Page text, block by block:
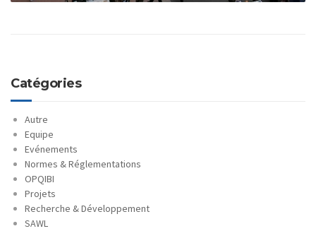
Catégories
Autre
Equipe
Evénements
Normes & Réglementations
OPQIBI
Projets
Recherche & Développement
SAWL